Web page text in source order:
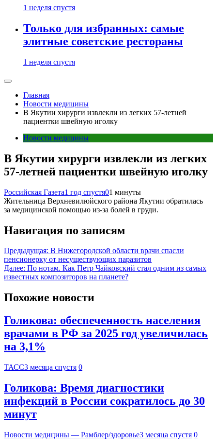
1 неделя спустя
Только для избранных: самые
элитные советские рестораны
1 неделя спустя
Главная
Новости медицины
В Якутии хирурги извлекли из легких 57-летней
пациентки швейную иголку
Новости медицины
В Якутии хирурги извлекли из легких
57-летней пациентки швейную иголку
Российская Газета1 год спустя01 минуты
Жительница Верхневилюйского района Якутии обратилась
за медицинской помощью из-за болей в груди.
Навигация по записям
Предыдущая: В Нижегородской области врачи спасли
пенсионерку от несуществующих паразитов
Далее: По нотам. Как Петр Чайковский стал одним из самых
известных композиторов на планете?
Похожие новости
Голикова: обеспеченность населения
врачами в РФ за 2025 год увеличилась
на 3,1%
ТАСС3 месяца спустя 0
Голикова: Время диагностики
инфекций в России сократилось до 30
минут
Новости медицины — Рамблер/здоровье3 месяца спустя 0